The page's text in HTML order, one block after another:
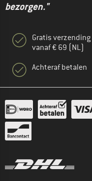
bezorgen."
Gratis verzending
vanaf € 69 (NL)
Achteraf betalen